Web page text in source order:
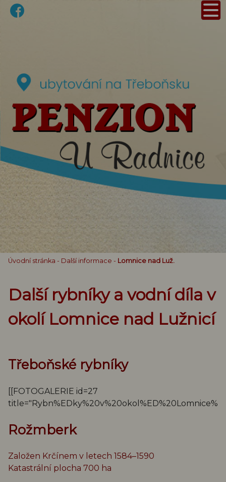
Úvodní stránka - Další informace - Lomnice nad Luž.
Další rybníky a vodní díla v
okolí Lomnice nad Lužnicí
Třeboňské rybníky
[[FOTOGALERIE id=27
Rožmberk
Založen Krčínem v letech 1584–1590
Katastrální plocha 700 ha